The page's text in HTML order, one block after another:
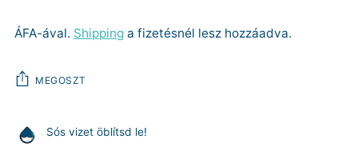
ÁFA-ával. Shipping a fizetésnél lesz hozzáadva.
MEGOSZT
Sós vizet öblítsd le!